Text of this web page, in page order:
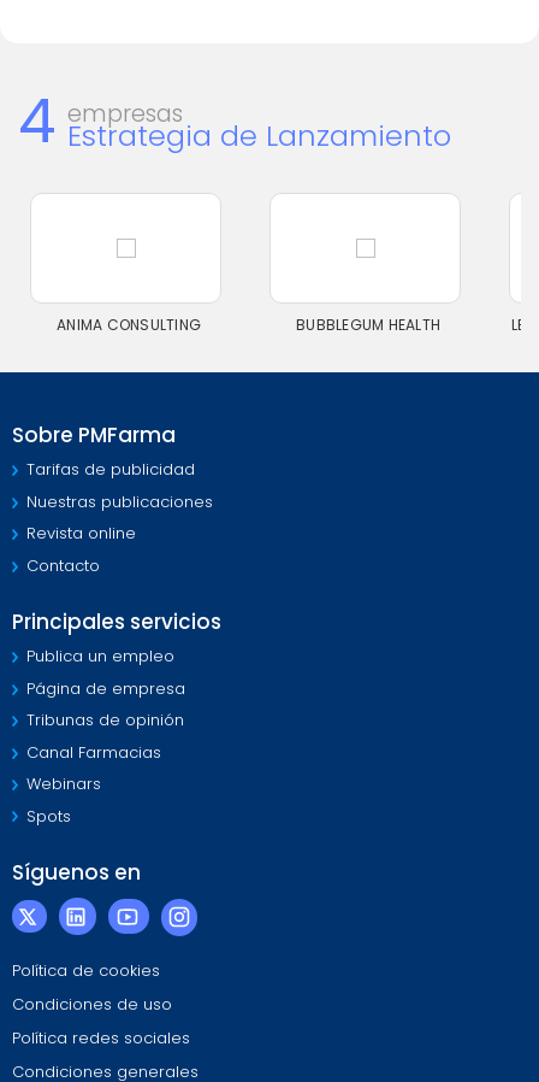
4 empresas
Estrategia de Lanzamiento
ANIMA CONSULTING BUBBLEGUM HEALTH
Sobre PMFarma
Tarifas de publicidad
Nuestras publicaciones
Revista online
Contacto
Principales servicios
Publica un empleo
Página de empresa
Tribunas de opinión
Canal Farmacias
Webinars
Spots
Síguenos en
Política de cookies
Condiciones de uso
Política redes sociales
Condiciones generales